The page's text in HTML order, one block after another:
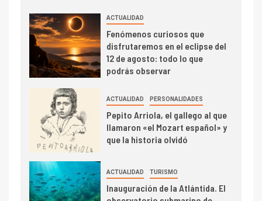
ACTUALIDAD
Fenómenos curiosos que
disfrutaremos en el eclipse del
12 de agosto: todo lo que
podrás observar
ACTUALIDAD PERSONALIDADES
Pepito Arriola, el gallego al que
llamaron «el Mozart español» y
que la historia olvidó
ACTUALIDAD TURISMO
Inauguración de la Atlántida. El